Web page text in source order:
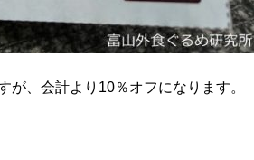
、会計より10％オフになります。